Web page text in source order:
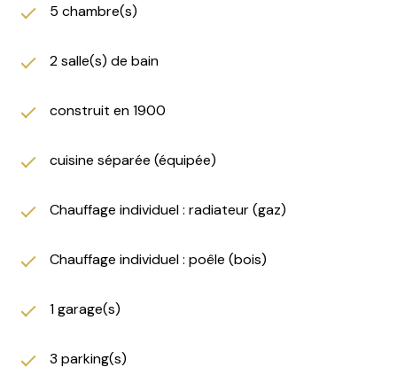
5 chambre(s)
2 salle(s) de bain
construit en 1900
cuisine séparée (équipée)
Chauffage individuel : radiateur (gaz)
Chauffage individuel : poêle (bois)
1 garage(s)
3 parking(s)